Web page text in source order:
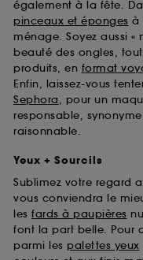
également à la fête.
pinceaux et éponges à
ménage. Soyez aussi
beauté des ongles,
produits, en format
Enfin, laissez-vous
Sephora, pour un
responsable,
raisonnable.
Yeux + Sourcils
Sublimez votre regard
vous conviendra le
les fards à paupières
font la part belle. Pour
parmi les palettes yeux